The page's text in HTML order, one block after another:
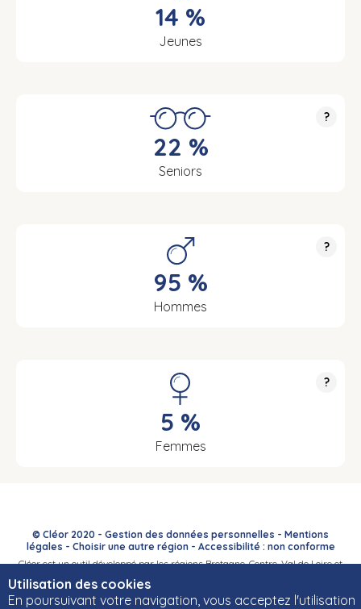
Utilisation des cookies
En poursuivant votre navigation, vous acceptez l'utilisation
14 %
Jeunes
?
22 %
Seniors
?
95 %
Hommes
?
5 %
Femmes
© Cléor 2020 - Gestion des données personnelles - Mentions
légales - Choisir une autre région- Accessibilité : non conforme
Cléor est un outil développé par les régions Bretagne, Centre-Val de Loire et